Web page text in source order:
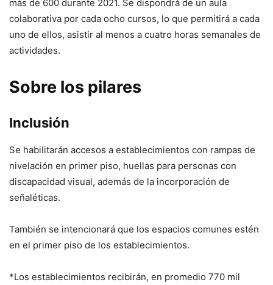
más de 600 durante 2021. Se dispondrá de un aula
colaborativa por cada ocho cursos, lo que permitirá a cada
uno de ellos, asistir al menos a cuatro horas semanales de
actividades.
Sobre los pilares
Inclusión
Se habilitarán accesos a establecimientos con rampas de
nivelación en primer piso, huellas para personas con
discapacidad visual, además de la incorporación de
señaléticas.
También se intencionará que los espacios comunes estén
en el primer piso de los establecimientos.
*Los establecimientos recibirán, en promedio 770 mil